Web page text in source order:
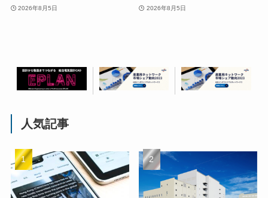
2026年8月5日 2026年8月5日
人気記事